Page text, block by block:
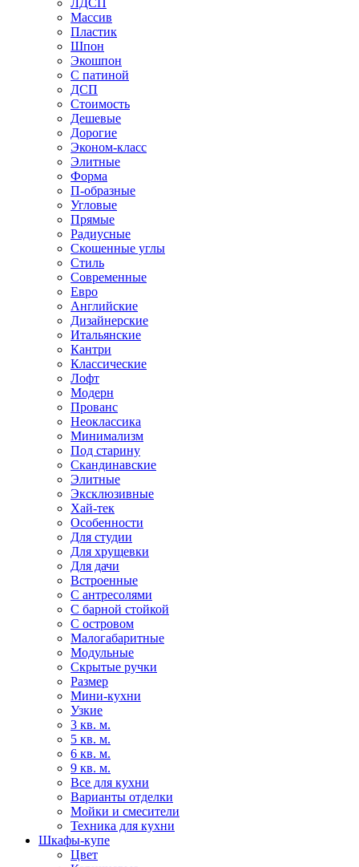
ЛДСП
Массив
Пластик
Шпон
Экошпон
С патиной
ДСП
Стоимость
Дешевые
Дорогие
Эконом-класс
Элитные
Форма
П-образные
Угловые
Прямые
Радиусные
Скошенные углы
Стиль
Современные
Евро
Английские
Дизайнерские
Итальянские
Кантри
Классические
Лофт
Модерн
Прованс
Неоклассика
Минимализм
Под старину
Скандинавские
Элитные
Эксклюзивные
Хай-тек
Особенности
Для студии
Для хрущевки
Для дачи
Встроенные
С антресолями
С барной стойкой
С островом
Малогабаритные
Модульные
Скрытые ручки
Размер
Мини-кухни
Узкие
3 кв. м.
5 кв. м.
6 кв. м.
9 кв. м.
Все для кухни
Варианты отделки
Мойки и смесители
Техника для кухни
Шкафы-купе
Цвет